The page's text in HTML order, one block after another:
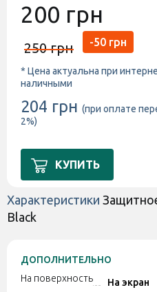
200 грн
250 грн -50 грн
* Цена актуальна при
наличными
204 грн (при оплате
2%)
КУПИТЬ
Характеристики
Black
ДОПОЛНИТЕЛЬНО
На поверхность
На экран